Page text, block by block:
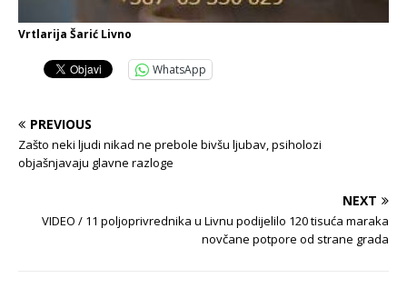
Vrtlarija Šarić Livno
WhatsApp
PREVIOUS
Zašto neki ljudi nikad ne prebole bivšu ljubav, psiholozi
objašnjavaju glavne razloge
NEXT
VIDEO / 11 poljoprivrednika u Livnu podijelilo 120 tisuća maraka
novčane potpore od strane grada